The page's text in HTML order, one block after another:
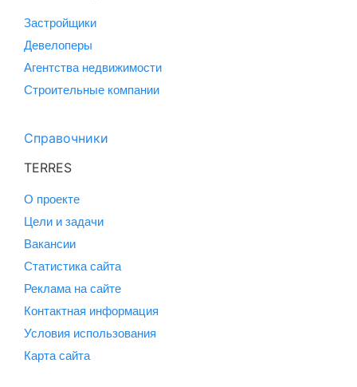
Застройщики
Девелоперы
Агентства недвижимости
Строительные компании
Справочники
TERRES
О проекте
Цели и задачи
Вакансии
Статистика сайта
Реклама на сайте
Контактная информация
Условия использования
Карта сайта